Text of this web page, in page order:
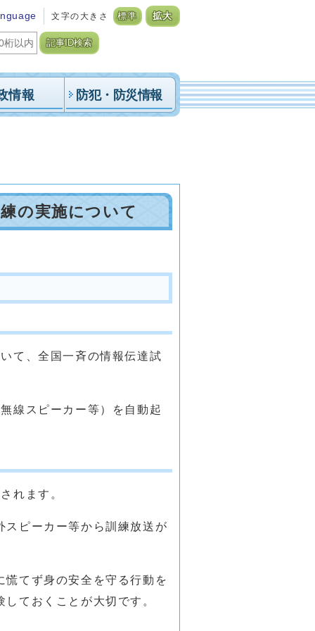
文字の大きさ 標準 拡大
記事ID検索
情報 防犯・防災情報
の実施について
て、全国一斉の情報伝達試
線スピーカー等）を自動起
れます。
スピーカー等から訓練放送が
てず身の安全を守る行動を
ておくことが大切です。